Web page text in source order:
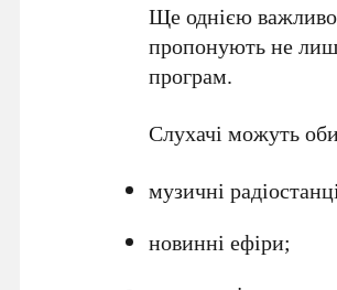
Ще однією
пропонують не
програм.
Слухачі можуть
музичні
новинні ефіри;